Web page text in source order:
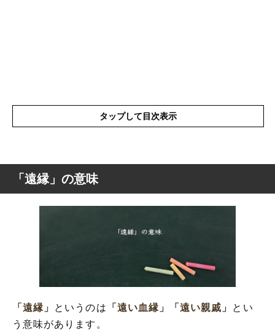
タップして目次表示
「遠縁」の意味
「遠縁」の意味
「遠縁」 というのは 「遠い血縁」 「遠い親戚」 とい
う意味があります。